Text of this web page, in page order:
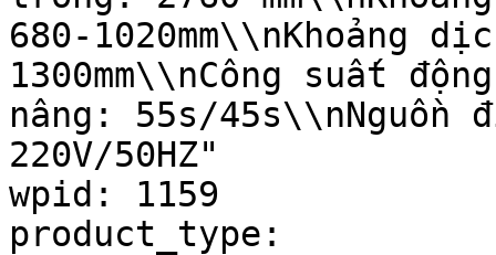
680-1020mm\\nKhoảng
1300mm\\nCông suất
nâng: 55s/45s\\nNguồn
220V/50HZ"
wpid: 1159
product_type: